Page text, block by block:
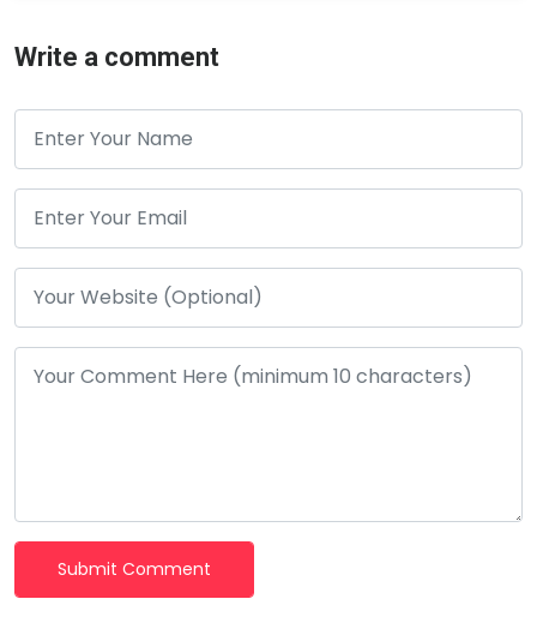
Write a comment
Submit Comment